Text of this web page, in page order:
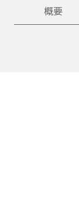
概要